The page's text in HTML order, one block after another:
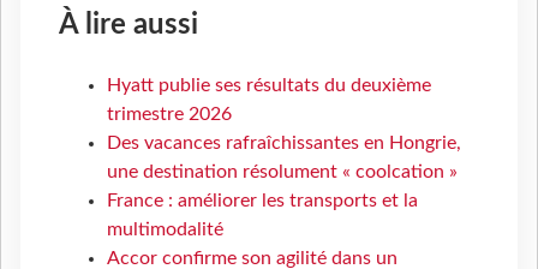
À lire aussi
Hyatt publie ses résultats du deuxième
trimestre 2026
Des vacances rafraîchissantes en Hongrie,
une destination résolument « coolcation »
France : améliorer les transports et la
multimodalité
Accor confirme son agilité dans un